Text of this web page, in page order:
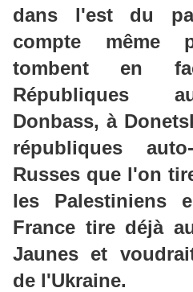
dans l'est du
compte même
tombent en
Républiques
Donbass, à
républiques
Russes que l'on
les Palestiniens
France tire déjà
Jaunes et
de l'Ukraine.